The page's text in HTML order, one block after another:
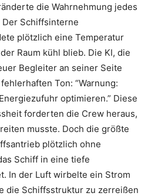
die Wahrnehmung jedes
Schiffsinterne
plötzlich eine Temperatur
Raum kühl blieb. Die KI, die
Begleiter an seiner Seite
Ton: “Warnung:
optimieren.” Diese
forderten die Crew heraus,
musste. Doch die größte
plötzlich ohne
Schiff in eine tiefe
In der Luft wirbelte ein Strom
die Schiffsstruktur zu zerreißen